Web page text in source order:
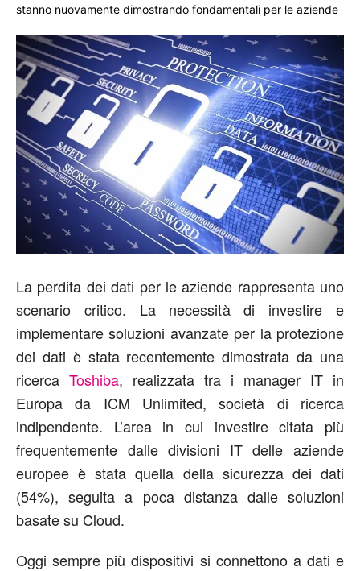
stanno nuovamente dimostrando fondamentali per le aziende
La perdita dei dati per le aziende rappresenta uno
scenario critico. La necessità di investire e
implementare soluzioni avanzate per la protezione
dei dati è stata recentemente dimostrata da una
ricerca Toshiba, realizzata tra i manager IT in
Europa da ICM Unlimited, società di ricerca
indipendente. L’area in cui investire citata più
frequentemente dalle divisioni IT delle aziende
europee è stata quella della sicurezza dei dati
(54%), seguita a poca distanza dalle soluzioni
basate su Cloud.
Oggi sempre più dispositivi si connettono a dati e